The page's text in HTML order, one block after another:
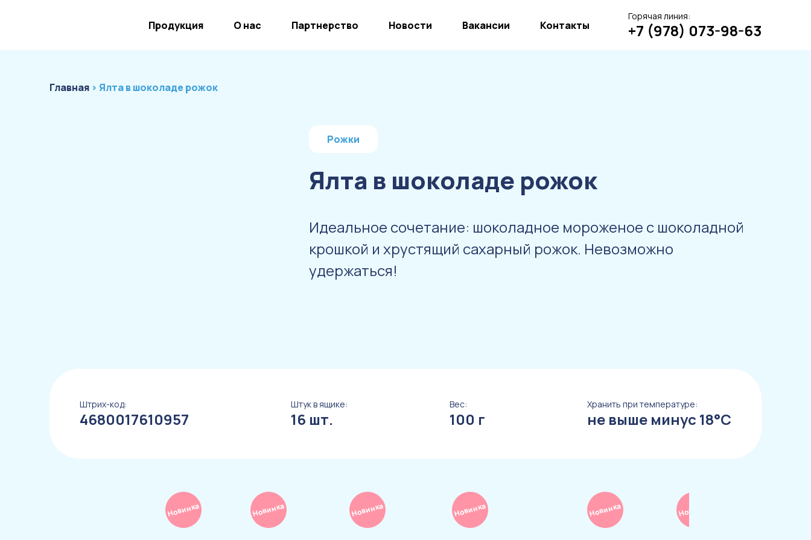
Продукция О нас Партнерство Новости Вакансии Контакты
Горячая линия:
+7 (978) 073-98-63
Главная › Ялта в шоколаде рожок
Рожки
Ялта в шоколаде рожок
Идеальное сочетание: шоколадное мороженое с шоколадной
крошкой и хрустящий сахарный рожок. Невозможно
удержаться!
Штрих-код:
4680017610957
Штук в ящике:
16 шт.
Вес:
100 г
Хранить при температуре:
не выше минус 18°С
Новинка Новинка Новинка Новинка Новинка Новинка